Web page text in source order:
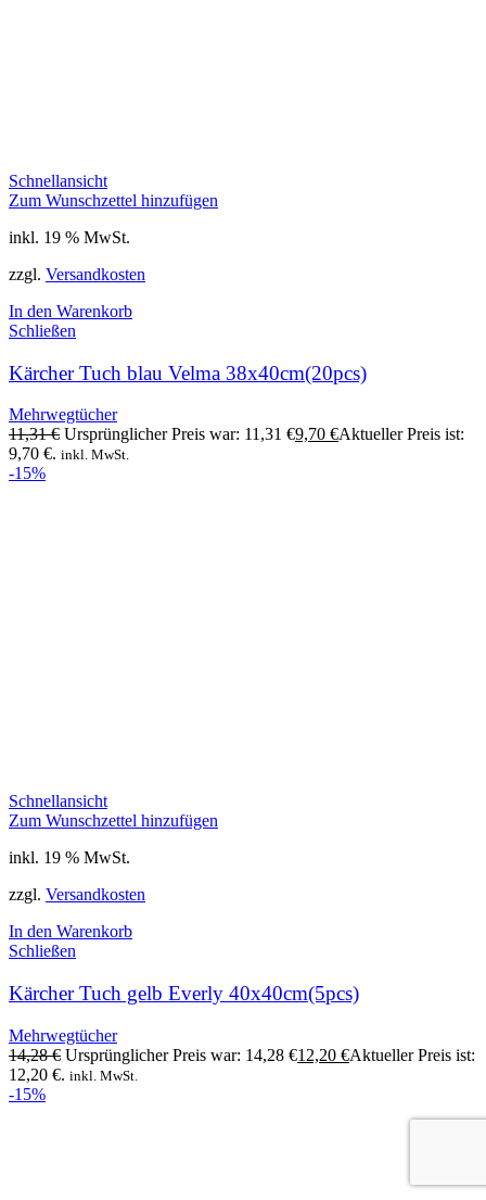
Schnellansicht
Zum Wunschzettel hinzufügen
inkl. 19 % MwSt.
zzgl. Versandkosten
In den Warenkorb
Schließen
Kärcher Tuch blau Velma 38x40cm(20pcs)
Mehrwegtücher
11,31€ Ursprünglicher Preis war: 11,31 €9,70 €Aktueller Preis ist:
9,70 €. inkl. MwSt.
-15%
Schnellansicht
Zum Wunschzettel hinzufügen
inkl. 19 % MwSt.
zzgl. Versandkosten
In den Warenkorb
Schließen
Kärcher Tuch gelb Everly 40x40cm(5pcs)
Mehrwegtücher
14,28€ Ursprünglicher Preis war: 14,28 €12,20 €Aktueller Preis ist:
12,20 €. inkl. MwSt.
-15%